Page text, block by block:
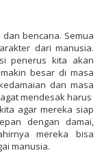
bencana. Semua
dari manusia.
penerus kita akan
besar di masa
dan masa
mendesak harus
agar mereka siap
dengan damai,
mereka bisa
manusia.